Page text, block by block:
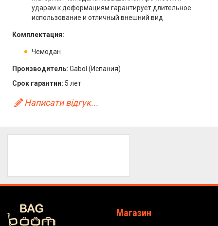
ударам к деформациям гарантирует длительное
использование и отличный внешний вид
Комплектация:
Чемодан
Производитель: Gabol (Испания)
Срок гарантии: 5 лет
Написати відгук...
Магазин